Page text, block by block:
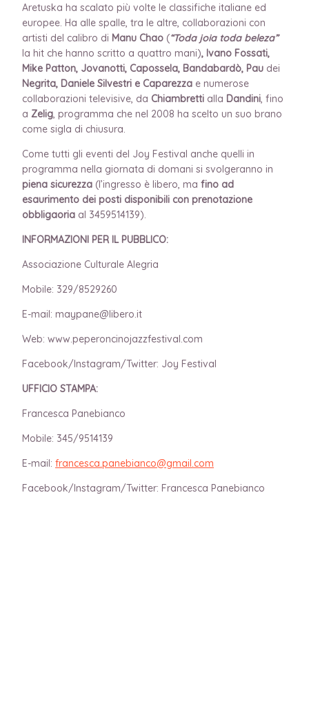
Aretuska ha scalato più volte le classifiche italiane ed
europee. Ha alle spalle, tra le altre, collaborazioni con
artisti del calibro di Manu Chao (“Toda joia toda beleza”
la hit che hanno scritto a quattro mani), Ivano Fossati,
Mike Patton, Jovanotti, Capossela, Bandabardò, Pau dei
Negrita, Daniele Silvestri e Caparezza e numerose
collaborazioni televisive, da Chiambretti alla Dandini, fino
a Zelig, programma che nel 2008 ha scelto un suo brano
come sigla di chiusura.
Come tutti gli eventi del Joy Festival anche quelli in
programma nella giornata di domani si svolgeranno in
piena sicurezza (l’ingresso è libero, ma fino ad
esaurimento dei posti disponibili con prenotazione
obbligaoria al 3459514139).
INFORMAZIONI PER IL PUBBLICO:
Associazione Culturale Alegria
Mobile: 329/8529260
E-mail: maypane@libero.it
Web: www.peperoncinojazzfestival.com
Facebook/Instagram/Twitter: Joy Festival
UFFICIO STAMPA:
Francesca Panebianco
Mobile: 345/9514139
E-mail: francesca.panebianco@gmail.com
Facebook/Instagram/Twitter: Francesca Panebianco